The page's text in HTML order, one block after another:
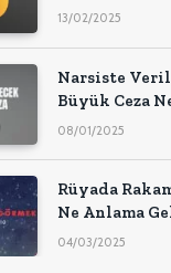
Uzman!
13/02/2025
Narsiste
Büyük Ceza
08/01/2025
Rüyada
Ne Anlama
04/03/2025